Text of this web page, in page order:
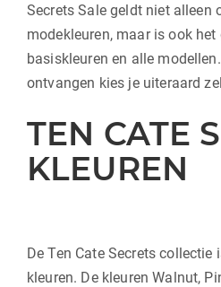
Secrets Sale geldt niet alleen
modekleuren, maar is ook
basiskleuren en alle
ontvangen kies je uiteraard
TEN CATE
KLEUREN
De Ten Cate Secrets collectie
kleuren. De kleuren Walnut,